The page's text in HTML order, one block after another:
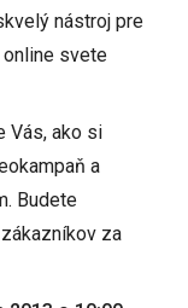
nástroj pre
online svete
Vás, ako si
a
Budete
za